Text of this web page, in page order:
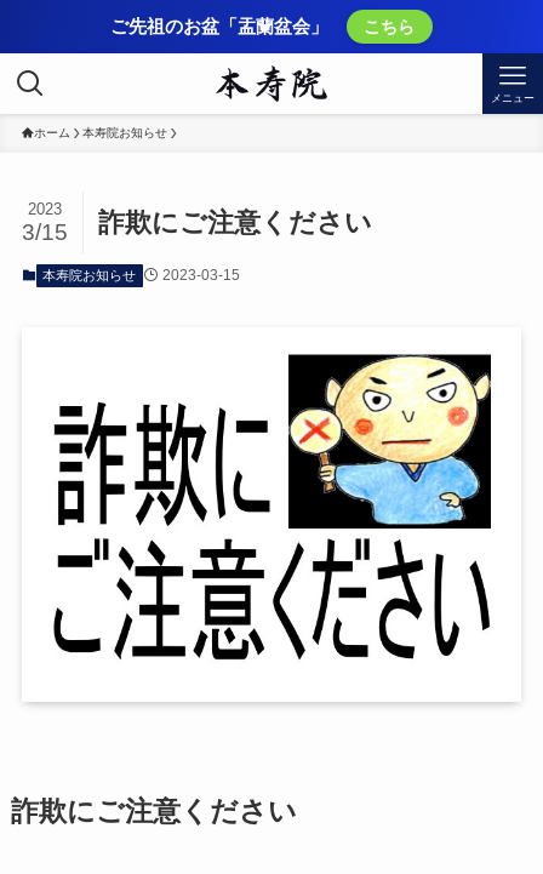
ご先祖のお盆「盂蘭盆会」 こちら
メニュー
ホーム 本寿院お知らせ
詐欺にご注意ください
2023
3/15
本寿院お知らせ 2023-03-15
詐欺にご注意ください